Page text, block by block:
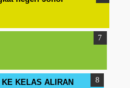
KELAS ALIRAN